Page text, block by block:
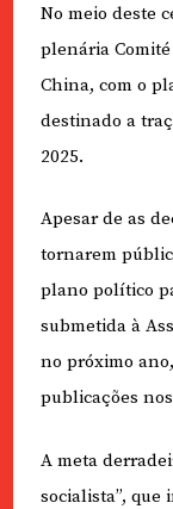
No meio deste
plenária
China, com o
destinado a
2025.
Apesar de as
tornarem
plano político
submetida à
no próximo
publicações
A meta
socialista”, que